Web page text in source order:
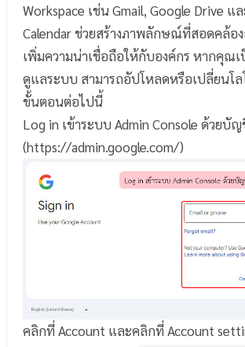
Workspace เช่น Gmail, Google Drive แ
Calendar ช่วยสร้างภาพลักษณ์ที่สอดคล้อ
เพิ่มความน่าเชื่อถือให้กับองค์กร หากคุณ
ดูแลระบบ สามารถอัปโหลดหรือเปลี่ยนโล
ขั้นตอนต่อไปนี้
Log in เข้าระบบ Admin Console ด้วยบั
(https://admin.google.com/)
คลิกที่ Account และคลิกที่ Account